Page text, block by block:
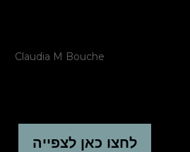
Claudia M Bouche
לחצו כאן לצפייה